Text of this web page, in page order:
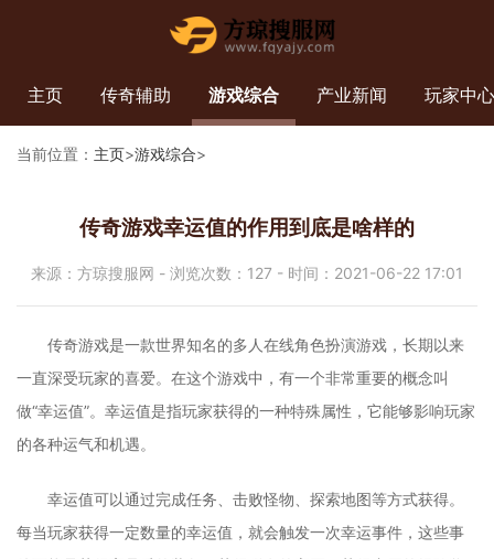
主页 传奇辅助 游戏综合 产业新闻 玩家中心
当前位置： 主页>游戏综合>
传奇游戏幸运值的作用到底是啥样的
来源：方琼搜服网 - 浏览次数：127 - 时间：2021-06-22 17:01
传奇游戏是一款世界知名的多人在线角色扮演游戏，长期以来
一直深受玩家的喜爱。在这个游戏中，有一个非常重要的概念叫
做“幸运值”。幸运值是指玩家获得的一种特殊属性，它能够影响玩家
的各种运气和机遇。
幸运值可以通过完成任务、击败怪物、探索地图等方式获得。
每当玩家获得一定数量的幸运值，就会触发一次幸运事件，这些事